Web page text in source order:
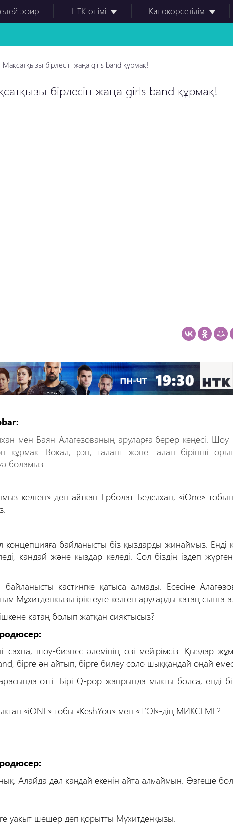
эфир НТК өнімі Кинокөрсетілім
бірлесіп жаңа girls band құрмақ!
бірлесіп жаңа girls band құрмақ!
мен Баян Алагөзованың аруларға берер кеңесі. Шоу-
құрмақ. Вокал, рэп, талант және талап бірінші
боламыз.
келген» деп айтқан Ерболат Беделхан, «iOne»
байланысты біз қыздарды жинаймыз. Енді
қандай және қыздар келеді. Сол біздің іздеп
кастингке қатыса алмады. Есесіне
Мұхитденқызы іріктеуге келген аруларды қатаң сынға
қатаң болып жатқан сияқтысыз?
шоу-бизнес әлемінің өзі мейірімсіз. Қыздар
, бірге ән айтып, бірге билеу соло шыққандай оңай
өтті. Бірі Q-pop жанрында мықты болса, енді
«iONE» тобы «КеshYou» мен «T‘OI»-дің МИКСІ МЕ?
Алайда дәл қандай екенін айта алмаймын. Өзгеше
уақыт шешер деп қорытты Мұхитденқызы.